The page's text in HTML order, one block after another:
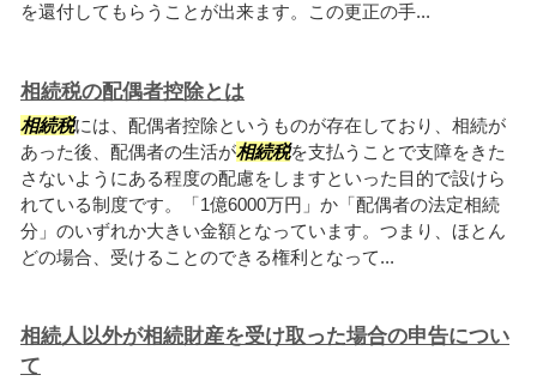
を還付してもらうことが出来ます。この更正の手...
相続税の配偶者控除とは
相続税には、配偶者控除というものが存在しており、相続が
あった後、配偶者の生活が相続税を支払うことで支障をきた
さないようにある程度の配慮をしますといった目的で設けら
れている制度です。「1億6000万円」か「配偶者の法定相続
分」のいずれか大きい金額となっています。つまり、ほとん
どの場合、受けることのできる権利となって...
相続人以外が相続財産を受け取った場合の申告につい
て